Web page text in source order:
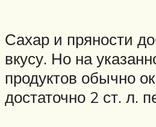
Сахар и пряности
вкусу. Но на
продуктов обычно
достаточно 2 ст. л.